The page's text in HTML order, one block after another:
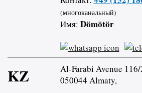
(многоканальный)
Имя: Dömötör
KZ
Al-Farabi Avenue
050044 Almaty,